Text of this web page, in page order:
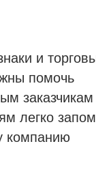
и
помочь
легко
компанию